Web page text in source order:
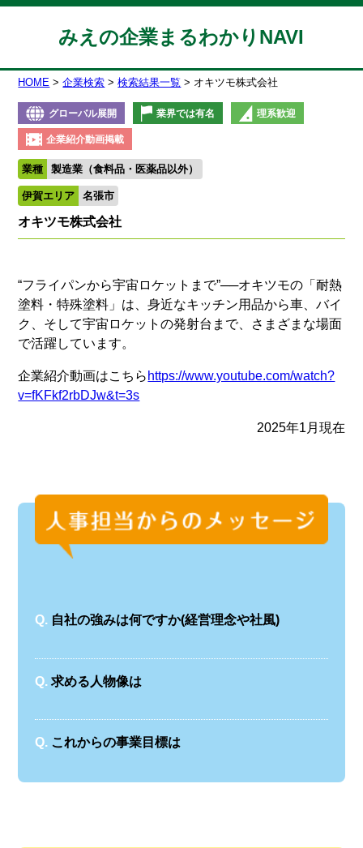
みえの企業まるわかりNAVI
HOME 企業検索 検索結果一覧 オキツモ株式会社
グローバル展開 業界では有名 理系歓迎
企業紹介動画掲載
業種 製造業（食料品・医薬品以外）
伊賀エリア 名張市
オキツモ株式会社
“フライパンから宇宙ロケットまで”──オキツモの「耐熱
塗料・特殊塗料」は、身近なキッチン用品から車、バイ
ク、そして宇宙ロケットの発射台まで、さまざまな場面
で活躍しています。
企業紹介動画はこちら https://www.youtube.com/watch?
v=fKFkf2rbDJw&t=3s
2025年1月現在
Q. 自社の強みは何ですか(経営理念や社風)
Q. 求める人物像は
Q. これからの事業目標は